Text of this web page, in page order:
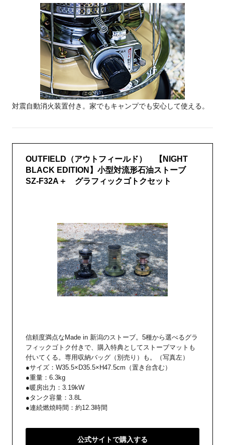
対震自動消火装置付き。家でもキャンプでも安心して使える。
OUTFIELD（アウトフィールド） 【NIGHT
BLACK EDITION】小型対流形石油ストーブ
SZ-F32A＋ グラフィックゴトクセット
信頼度満点なMade in 新潟のストーブ。5種から選べるグラ
フィックゴトク付きで、購入特典としてストーブマットも
付いてくる。専用収納バッグ（別売り）も。（写真左）
●サイズ：W35.5×D35.5×H47.5cm（置き台含む）
●重量：6.3kg
●暖房出力：3.19kW
●タンク容量：3.8L
●連続燃焼時間：約12.3時間
公式サイトで購入する